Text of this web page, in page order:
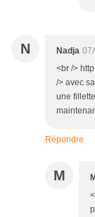
N Nadja
<br />
/> avec
une
Répondre
M